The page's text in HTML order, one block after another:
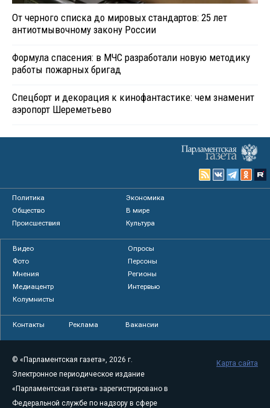
От черного списка до мировых стандартов: 25 лет
антиотмывочному закону России
Формула спасения: в МЧС разработали новую методику
работы пожарных бригад
Спецборт и декорация к кинофантастике: чем знаменит
аэропорт Шереметьево
Политика
Экономика
Общество
В мире
Происшествия
Культура
Видео
Опросы
Фото
Персоны
Мнения
Регионы
Медиацентр
Интервью
Колумнисты
Контакты Реклама Вакансии
© «Парламентская газета», 2026 г.
Электронное периодическое издание
«Парламентская газета» зарегистрировано в
Федеральной службе по надзору в сфере
Карта сайта